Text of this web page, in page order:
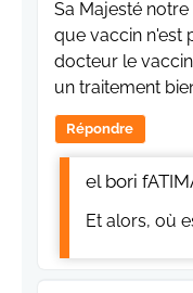
Sa Majesté
que vaccin n'est
docteur le
un traitement
Répondre
el bori
Et alors, où